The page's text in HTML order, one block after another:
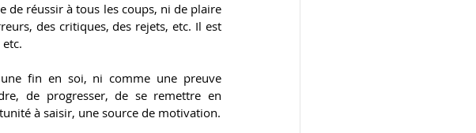
de réussir à tous les coups, ni de plaire
des critiques, des rejets, etc. Il est
une fin en soi, ni comme une preuve
de progresser, de se remettre en
à saisir, une source de motivation.